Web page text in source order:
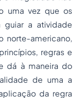
uma vez que os
guiar a atividade
norte-americano,
regras e
dá à maneira do
de uma a
da regra